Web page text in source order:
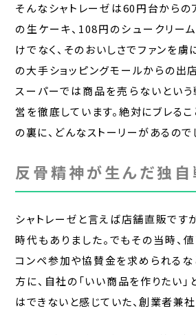
そんなシャトレーゼは60円台からの
の生ケーキ、108円のシュークリー
けでなく、そのおいしさでファンを虜
の大手ショッピングモールからの出
スーパーでは商品を売らないとい
営を徹底しています。絶対にブレる
の裏に、どんなストーリーがあるので
反骨精神が生んだ独自
シャトレーゼと言えば店舗直販です
時代もありました。でもその当時、
コンペ参加や協賛金を求められる
方に、自社の「いい商品を作りたい」
はできないと感じていた、創業者兼